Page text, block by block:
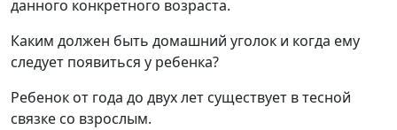
данного конкретного возраста.
Каким должен быть домашний уголок и когда ему
следует появиться у ребенка?
Ребенок от года до двух лет существует в тесной
связке со взрослым.